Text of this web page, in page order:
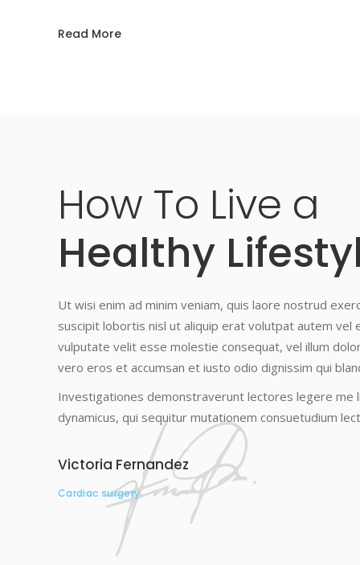
Read More
How To Live a
Healthy
Ut wisi enim ad minim veniam, quis laore nostrud
suscipit lobortis nisl ut aliquip erat volutpat autem vel
vulputate velit esse molestie consequat, vel illum
vero eros et accumsan et iusto odio dignissim qui
Investigationes demonstraverunt lectores legere me
dynamicus, qui sequitur mutationem consuetudium
Victoria Fernandez
Cardiac surgery